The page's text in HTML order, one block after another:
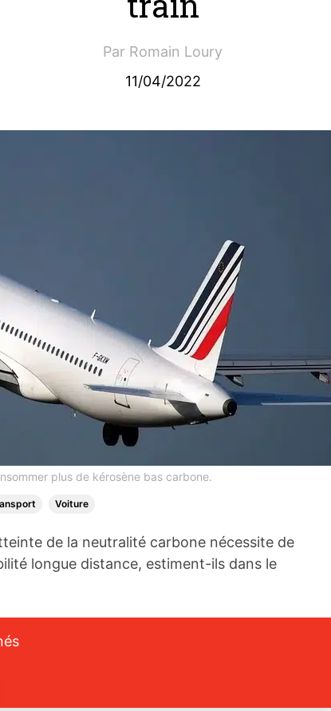
Par Romain Loury
11/04/2022
plus de kérosène bas carbone.
Voiture
de la neutralité carbone nécessite de
longue distance, estiment-ils dans le